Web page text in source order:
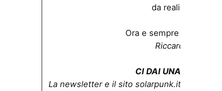
da realizzare.
Ora e sempre
Riccardo Muzi
CI DAI UNA MANO?
La newsletter e il sito solarpunk.it sono